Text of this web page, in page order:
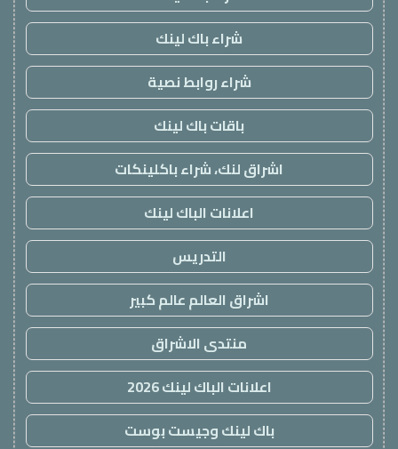
شراء باك لينك
شراء روابط نصية
باقات باك لينك
اشراق لنك، شراء باكلينكات
اعلانات الباك لينك
التدريس
اشراق العالم عالم كبير
منتدى الاشراق
اعلانات الباك لينك 2026
باك لينك وجيست بوست